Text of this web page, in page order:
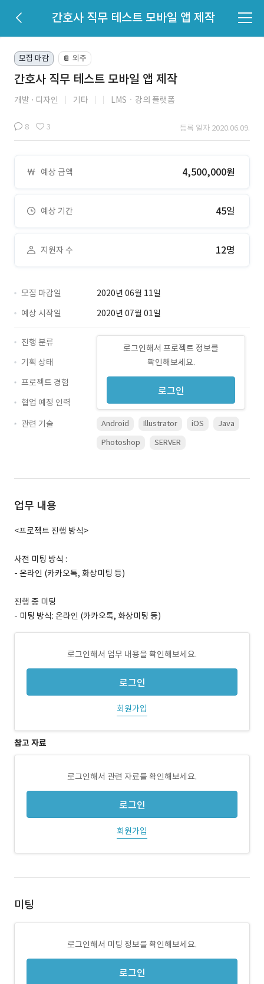
간호사 직무 테스트 모바일 앱 제작
모집 마감 📔 외주
간호사 직무 테스트 모바일 앱 제작
개발 디자인 기타 LMSㆍ강의 플랫폼
8 3 등록 일자 2020.06.09.
예상 금액 4,500,000원
예상 기간 45일
지원자 수 12명
모집 마감일
2020년 06월 11일
예상 시작일
2020년 07월 01일
로그인해서 프로젝트 정보를
확인해보세요.
로그인
진행 분류
기획 상태
프로젝트 경험
협업 예정 인력
관련 기술
Android Illustrator iOS
Java
Photoshop
SERVER
업무 내용
<프로젝트 진행 방식>
사전 미팅 방식 :
- 온라인 (카카오톡, 화상미팅 등)
진행 중 미팅
- 미팅 방식: 온라인 (카카오톡, 화상미팅 등)
로그인해서 업무 내용을 확인해보세요.
로그인
회원가입
참고 자료
로그인해서 관련 자료를 확인해보세요.
로그인
회원가입
미팅
로그인해서 미팅 정보를 확인해보세요.
로그인